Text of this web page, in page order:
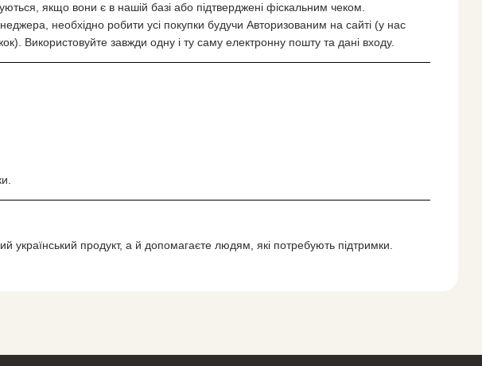
якщо вони є в нашій базі або підтверджені фіскальним чеком.
необхідно робити усі покупки будучи Авторизованим на сайті (у нас
Використовуйте завжди одну і ту саму електронну пошту та дані входу.
український продукт, а й допомагаєте людям, які потребують підтримки.